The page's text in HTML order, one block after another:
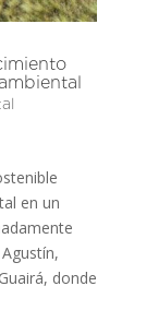
en un
donde